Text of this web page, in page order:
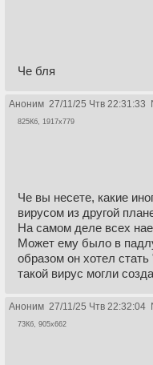
Че бля
Аноним 27/11/25 Чтв 22:31:33
825Кб, 1917x779
Че вы несете, какие
вирусом из другой
На самом деле всех
Может ему было в
образом он хотел
такой вирус могли
Аноним 27/11/25 Чтв 22:32:04
73Кб, 905x662